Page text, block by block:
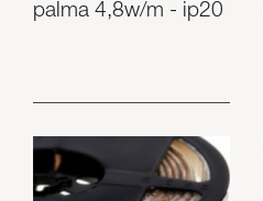
palma 4,8w/m - ip20